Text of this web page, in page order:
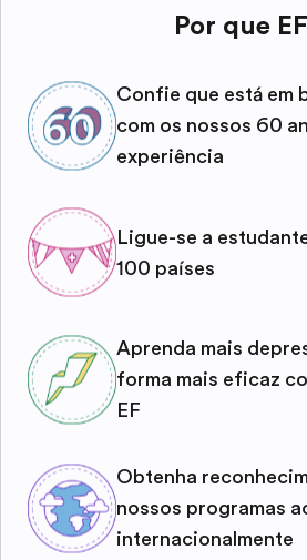
Por que
Confie que está em
com os nossos 60
experiência
Ligue-se a
100 países
Aprenda mais
forma mais eficaz
EF
Obtenha
nossos programas
internacionalmente